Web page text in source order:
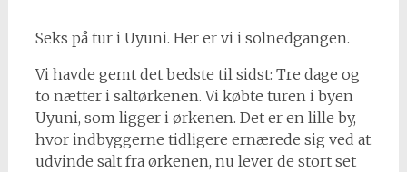
Seks på tur i Uyuni. Her er vi i solnedgangen.
Vi havde gemt det bedste til sidst: Tre dage og
to nætter i saltørkenen. Vi købte turen i byen
Uyuni, som ligger i ørkenen. Det er en lille by,
hvor indbyggerne tidligere ernærede sig ved at
udvinde salt fra ørkenen, nu lever de stort set